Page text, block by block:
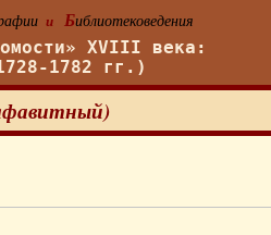
и Библиотековедения
XVIII века:
1782 гг.)